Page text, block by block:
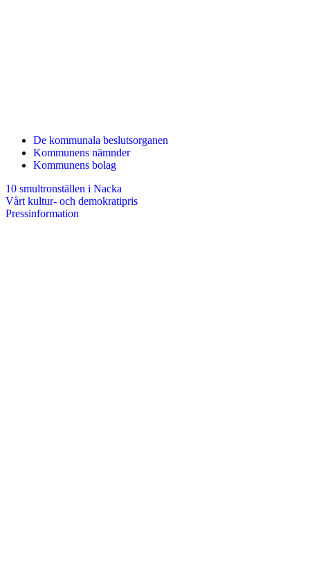
De kommunala beslutsorganen
Kommunens nämnder
Kommunens bolag
10 smultronställen i Nacka
Vårt kultur- och demokratipris
Pressinformation